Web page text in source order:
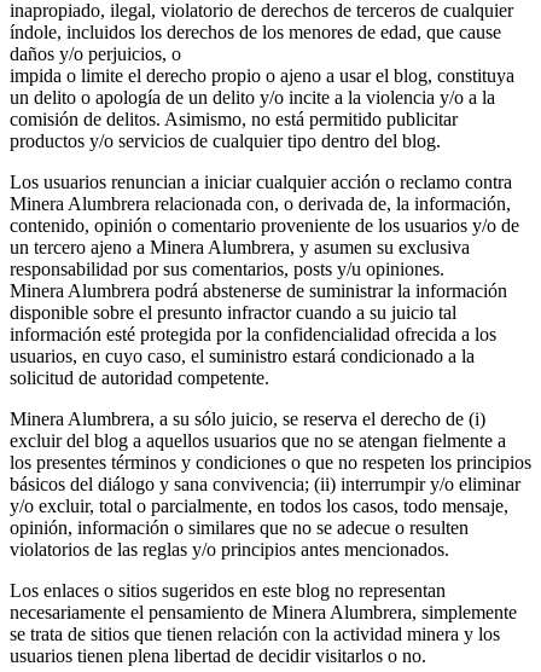
inapropiado, ilegal, violatorio de derechos de terceros de cualquier
índole, incluidos los derechos de los menores de edad, que cause
daños y/o perjuicios, o
impida o limite el derecho propio o ajeno a usar el blog, constituya
un delito o apología de un delito y/o incite a la violencia y/o a la
comisión de delitos. Asimismo, no está permitido publicitar
productos y/o servicios de cualquier tipo dentro del blog.
Los usuarios renuncian a iniciar cualquier acción o reclamo contra
Minera Alumbrera relacionada con, o derivada de, la información,
contenido, opinión o comentario proveniente de los usuarios y/o de
un tercero ajeno a Minera Alumbrera, y asumen su exclusiva
responsabilidad por sus comentarios, posts y/u opiniones.
Minera Alumbrera podrá abstenerse de suministrar la información
disponible sobre el presunto infractor cuando a su juicio tal
información esté protegida por la confidencialidad ofrecida a los
usuarios, en cuyo caso, el suministro estará condicionado a la
solicitud de autoridad competente.
Minera Alumbrera, a su sólo juicio, se reserva el derecho de (i)
excluir del blog a aquellos usuarios que no se atengan fielmente a
los presentes términos y condiciones o que no respeten los principios
básicos del diálogo y sana convivencia; (ii) interrumpir y/o eliminar
y/o excluir, total o parcialmente, en todos los casos, todo mensaje,
opinión, información o similares que no se adecue o resulten
violatorios de las reglas y/o principios antes mencionados.
Los enlaces o sitios sugeridos en este blog no representan
necesariamente el pensamiento de Minera Alumbrera, simplemente
se trata de sitios que tienen relación con la actividad minera y los
usuarios tienen plena libertad de decidir visitarlos o no.